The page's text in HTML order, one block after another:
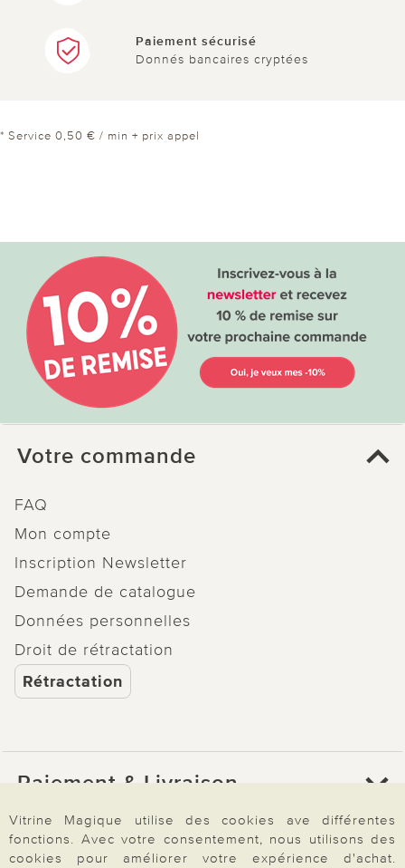
Paiement sécurisé
Donnés bancaires cryptées
* Service 0,50 € / min + prix appel
Votre commande
FAQ
Mon compte
Inscription Newsletter
Demande de catalogue
Données personnelles
Droit de rétractation
Rétractation
Paiement & Livraison
À propos de nous
Vitrine Magique utilise des cookies ave différentes
fonctions. Avec votre consentement, nous utilisons des
cookies pour améliorer votre expérience d'achat.